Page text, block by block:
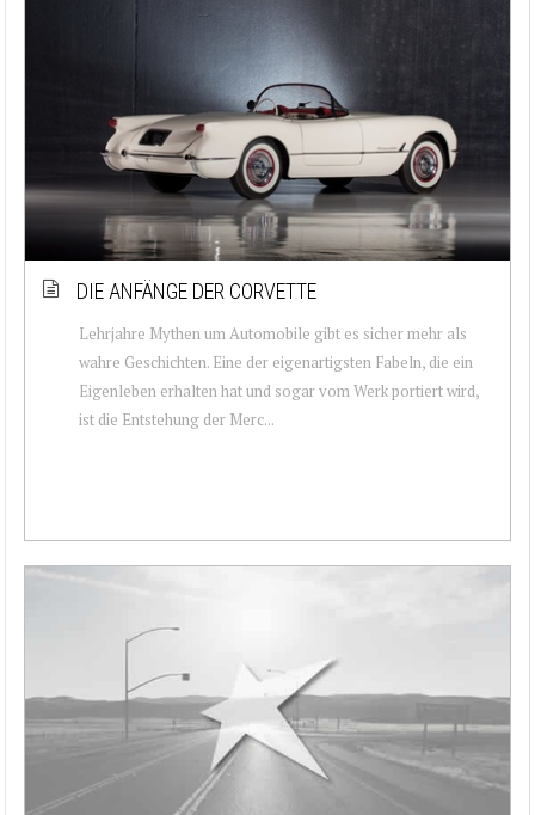
DIE ANFÄNGE DER CORVETTE
Lehrjahre Mythen um Automobile gibt es sicher mehr als
wahre Geschichten. Eine der eigenartigsten Fabeln, die ein
Eigenleben erhalten hat und sogar vom Werk portiert wird,
ist die Entstehung der Merc...